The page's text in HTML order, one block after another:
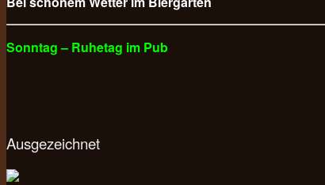
Sonntag – Ruhetag im Pub
Ausgezeichnet